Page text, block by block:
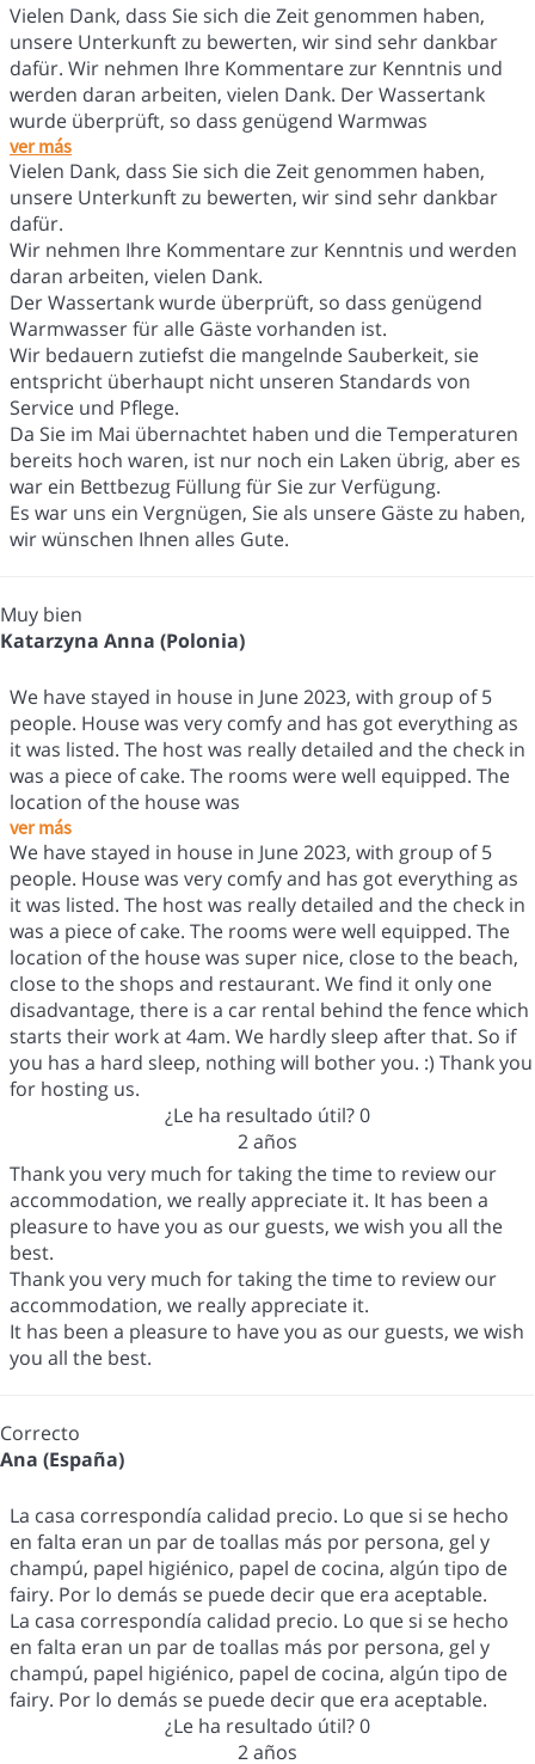
Vielen Dank, dass Sie sich die Zeit genommen haben,
unsere Unterkunft zu bewerten, wir sind sehr dankbar
dafür. Wir nehmen Ihre Kommentare zur Kenntnis und
werden daran arbeiten, vielen Dank. Der Wassertank
wurde überprüft, so dass genügend Warmwas
ver más
Vielen Dank, dass Sie sich die Zeit genommen haben,
unsere Unterkunft zu bewerten, wir sind sehr dankbar
dafür.
Wir nehmen Ihre Kommentare zur Kenntnis und werden
daran arbeiten, vielen Dank.
Der Wassertank wurde überprüft, so dass genügend
Warmwasser für alle Gäste vorhanden ist.
Wir bedauern zutiefst die mangelnde Sauberkeit, sie
entspricht überhaupt nicht unseren Standards von
Service und Pflege.
Da Sie im Mai übernachtet haben und die Temperaturen
bereits hoch waren, ist nur noch ein Laken übrig, aber es
war ein Bettbezug Füllung für Sie zur Verfügung.
Es war uns ein Vergnügen, Sie als unsere Gäste zu haben,
wir wünschen Ihnen alles Gute.
Muy bien
Katarzyna Anna (Polonia)
We have stayed in house in June 2023, with group of 5
people. House was very comfy and has got everything as
it was listed. The host was really detailed and the check in
was a piece of cake. The rooms were well equipped. The
location of the house was
ver más
We have stayed in house in June 2023, with group of 5
people. House was very comfy and has got everything as
it was listed. The host was really detailed and the check in
was a piece of cake. The rooms were well equipped. The
location of the house was super nice, close to the beach,
close to the shops and restaurant. We find it only one
disadvantage, there is a car rental behind the fence which
starts their work at 4am. We hardly sleep after that. So if
you has a hard sleep, nothing will bother you. :) Thank you
for hosting us.
¿Le ha resultado útil?0
2 años
Thank you very much for taking the time to review our
accommodation, we really appreciate it. It has been a
pleasure to have you as our guests, we wish you all the
best.
Thank you very much for taking the time to review our
accommodation, we really appreciate it.
It has been a pleasure to have you as our guests, we wish
you all the best.
Correcto
Ana (España)
La casa correspondía calidad precio. Lo que si se hecho
en falta eran un par de toallas más por persona, gel y
champú, papel higiénico, papel de cocina, algún tipo de
fairy. Por lo demás se puede decir que era aceptable.
La casa correspondía calidad precio. Lo que si se hecho
en falta eran un par de toallas más por persona, gel y
champú, papel higiénico, papel de cocina, algún tipo de
fairy. Por lo demás se puede decir que era aceptable.
¿Le ha resultado útil?0
2 años